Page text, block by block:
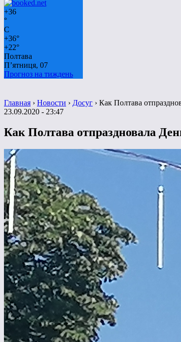
+36
°
C
+36°
+22°
Полтава
П’ятниця, 07
Прогноз на тиждень
Главная › Новости › Досуг › Как Полтава
23.09.2020 - 23:47
Как Полтава отпраздновала